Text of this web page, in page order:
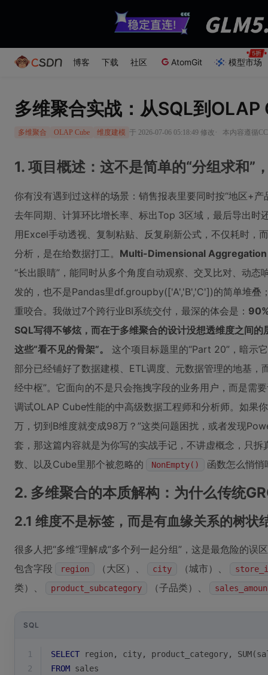
博客 下载 社区 AtomGit 模型市场
多维聚合实战：从SQL到
多维聚合 OLAP Cube 维度建模 于 2026-07-06 05:18:49 修改 · 本内容遵循
1. 项目概述：这不是简单的“分组求和”
你有没有遇到过这样的场景：销售报表里要同时按“地区+
去年同期、计算环比增长率、标出Top 3区域，最后导出时
用Excel手动透视、复制粘贴、反复刷新公式，不仅耗时
分析，是在给数据打工。 Multi-Dimensional Aggregation
“长出眼睛”，能同时从多个角度自动观察、交叉比对、动态
发的，也不是Pandas里df.groupby(['A','B','C'])的简单堆叠
重咬合。我做过7个跨行业BI系统交付，最深的体会是：
SQL写得不够炫，而在于多维聚合的设计没想透维度之间
这些“看不见的骨架”。
这个项目标题里的“Part 20”，暗示
部分已经铺好了数据建模、ETL调度、元数据管理的地基
经中枢”。它面向的不是只会拖拽字段的业务用户，而是需
调试OLAP Cube性能的中高级数据工程师和分析师。如果
万，切到B维度就变成98万？”这类问题困扰，或者发现
套，那这篇内容就是为你写的实战手记，不讲虚概念，只
数、以及Cube里那个被忽略的
NonEmpty() 函数怎么悄悄
2. 多维聚合的本质解构：为什么传统
2.1 维度不是标签，而是有血缘关系的树状
很多人把“多维”理解成“多个列一起分组”，这是最危险的误
包含字段
region （大区）、 city （城市）、
类）、 product_subcategory （子品类）、
SQL
1 SELECT region, city, product_category, SUM
2
FROM sales